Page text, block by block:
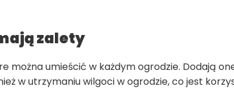
zalety
można umieścić w każdym ogrodzie. Dodają
w utrzymaniu wilgoci w ogrodzie, co jest